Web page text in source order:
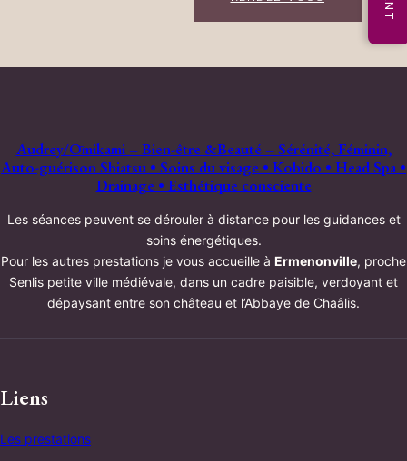
Audrey/Ōmikami – Bien-être &Beauté – Sérénité, Féminin,
Auto-guérison Shiatsu • Soins du visage • Kobido • Head Spa •
Drainage • Esthétique consciente
Les séances peuvent se dérouler à distance pour les guidances et
soins énergétiques.
Pour les autres prestations je vous accueille à Ermenonville, proche
Senlis petite ville médiévale, dans un cadre paisible, verdoyant et
dépaysant entre son château et l’Abbaye de Chaâlis.
Liens
Les prestations